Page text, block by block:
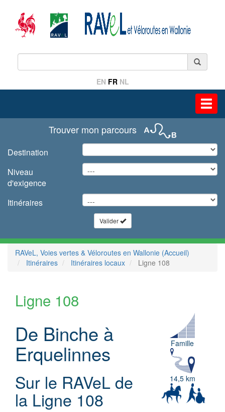
EN FR NL
Trouver mon parcours
Destination
Niveau
d'exigence
Itinéraires
Valider
RAVeL, Voies vertes & Véloroutes en Wallonie (Accueil)
Itinéraires
Itinéraires locaux Ligne 108
Ligne 108
De Binche à
Erquelinnes
Sur le RAVeL de
la Ligne 108
Famille
14,5 km